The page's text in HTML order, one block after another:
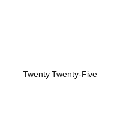
Twenty Twenty-Five